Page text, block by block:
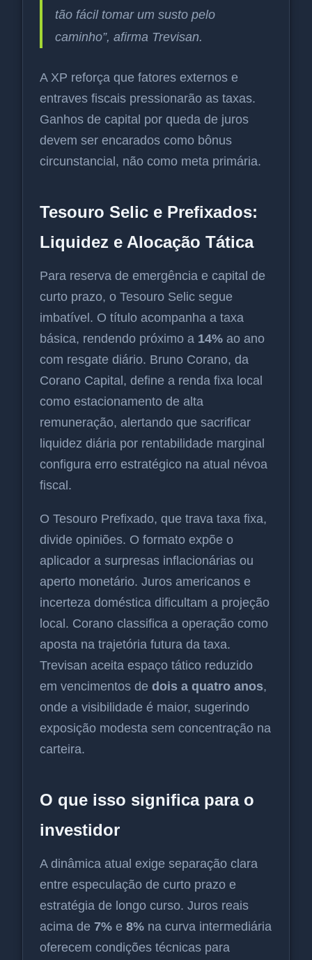
tão fácil tomar um susto pelo
caminho”, afirma Trevisan.
A XP reforça que fatores externos e
entraves fiscais pressionarão as taxas.
Ganhos de capital por queda de juros
devem ser encarados como bônus
circunstancial, não como meta primária.
Tesouro Selic e Prefixados:
Liquidez e Alocação Tática
Para reserva de emergência e capital de
curto prazo, o Tesouro Selic segue
imbatível. O título acompanha a taxa
básica, rendendo próximo a 14% ao ano
com resgate diário. Bruno Corano, da
Corano Capital, define a renda fixa local
como estacionamento de alta
remuneração, alertando que sacrificar
liquidez diária por rentabilidade marginal
configura erro estratégico na atual névoa
fiscal.
O Tesouro Prefixado, que trava taxa fixa,
divide opiniões. O formato expõe o
aplicador a surpresas inflacionárias ou
aperto monetário. Juros americanos e
incerteza doméstica dificultam a projeção
local. Corano classifica a operação como
aposta na trajetória futura da taxa.
Trevisan aceita espaço tático reduzido
em vencimentos de dois a quatro anos,
onde a visibilidade é maior, sugerindo
exposição modesta sem concentração na
carteira.
O que isso significa para o
investidor
A dinâmica atual exige separação clara
entre especulação de curto prazo e
estratégia de longo curso. Juros reais
acima de 7% e 8% na curva intermediária
oferecem condições técnicas para